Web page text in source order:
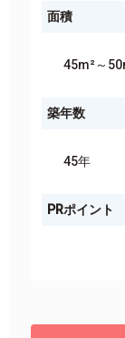
面積
45m²～
築年数
45年
PRポイント